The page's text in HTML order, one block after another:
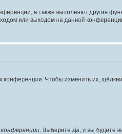
а также выполняют другие
или выходом на данной
Чтобы изменить их,
. Выберите Да , и вы будете